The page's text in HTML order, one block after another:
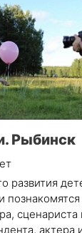
Рыбинск
развития
актера